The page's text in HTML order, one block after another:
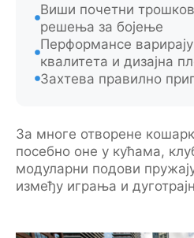
Виши почетни
решења за бојење
Перформансе
квалитета и дизајна
Захтева правилно
За многе отворене
посебно оне у кућама,
модуларни подови
између играња и